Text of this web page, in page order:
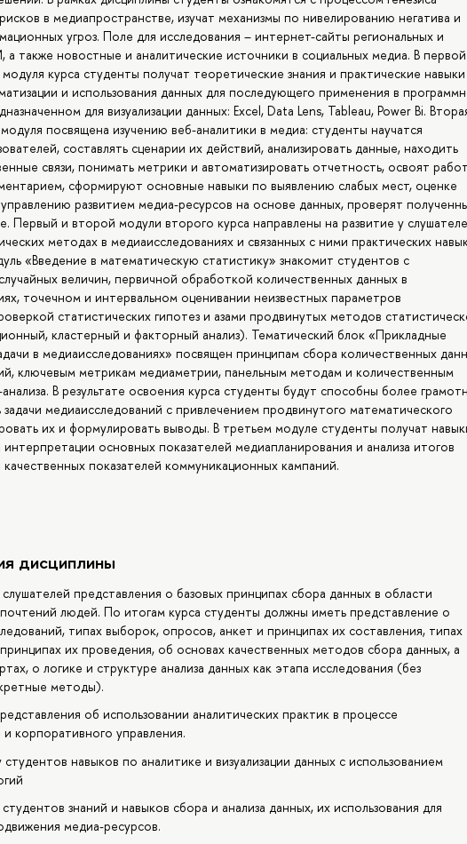
в медиапространстве, изучат механизмы по нивелированию негатива и
угроз. Поле для исследования – интернет-сайты региональных и
также новостные и аналитические источники в социальных медиа. В первой
курса студенты получат теоретические знания и практические навыки
и использования данных для последующего применения в
для визуализации данных: Excel, Data Lens, Tableau, Power Bi.
посвящена изучению веб-аналитики в медиа: студенты научатся
составлять сценарии их действий, анализировать данные, находить
связи, понимать метрики и автоматизировать отчетность, освоят
сформируют основные навыки по выявлению слабых мест, оценке
развитием медиа-ресурсов на основе данных, проверят
Первый и второй модули второго курса направлены на развитие у
методах в медиаисследованиях и связанных с ними практических
«Введение в математическую статистику» знакомит студентов с
величин, первичной обработкой количественных данных в
точечном и интервальном оценивании неизвестных параметров
статистических гипотез и азами продвинутых методов
кластерный и факторный анализ). Тематический блок «Прикладные
в медиаисследованиях» посвящен принципам сбора количественных
ключевым метрикам медиаметрии, панельным методам и количественным
В результате освоения курса студенты будут способны более
медиаисследований с привлечением продвинутого математического
их и формулировать выводы. В третьем модуле студенты получат
интерпретации основных показателей медиапланирования и анализа итогов
показателей коммуникационных кампаний.
дисциплины
представления о базовых принципах сбора данных в области
людей. По итогам курса студенты должны иметь представление о
типах выборок, опросов, анкет и принципах их составления, типах
их проведения, об основах качественных методов сбора данных, а
о логике и структуре анализа данных как этапа исследования (без
методы).
об использовании аналитических практик в процессе
и корпоративного управления.
навыков по аналитике и визуализации данных с использованием
знаний и навыков сбора и анализа данных, их использования для
медиа-ресурсов.